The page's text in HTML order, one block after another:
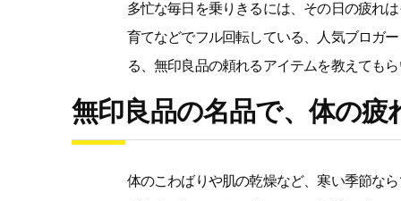
多忙な毎日を乗りきるには、その日の疲れ
育てなどでフル回転している、人気ブロガ
る、無印良品の頼れるアイテムを教えても
無印良品の名品で、体の疲
体のこわばりや肌の乾燥など、寒い季節な